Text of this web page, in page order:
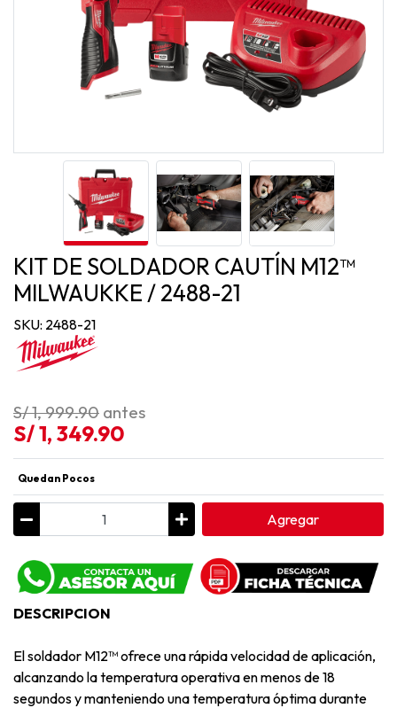
KIT DE SOLDADOR CAUTÍN M12™
MILWAUKKE / 2488-21
SKU: 2488-21
S/ 1, 999.90 antes
S/ 1, 349.90
Quedan Pocos
Agregar
DESCRIPCION
El soldador M12™ ofrece una rápida velocidad de aplicación,
alcanzando la temperatura operativa en menos de 18
segundos y manteniendo una temperatura óptima durante